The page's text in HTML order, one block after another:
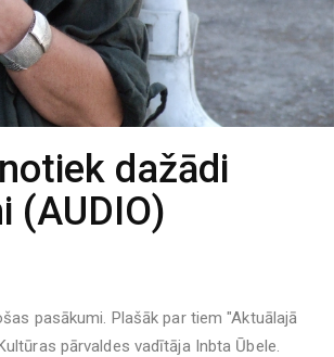
dažādi
(AUDIO)
pasākumi. Plašāk par tiem "Aktuālajā
pārvaldes vadītāja Inbta Ūbele.